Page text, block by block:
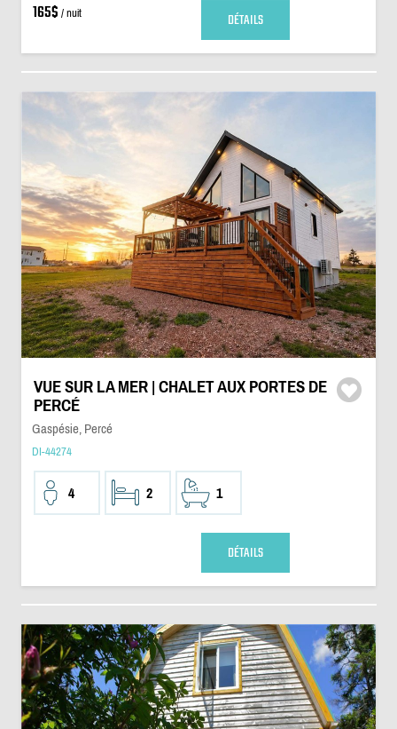
165$ / nuit DÉTAILS
VUE SUR LA MER | CHALET AUX PORTES DE
PERCÉ
Gaspésie, Percé
DI-44274
4 2 1
DÉTAILS